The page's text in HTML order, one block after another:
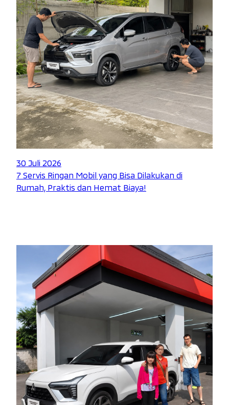
30 Juli 2026
7 Servis Ringan Mobil yang Bisa Dilakukan di
Rumah, Praktis dan Hemat Biaya!